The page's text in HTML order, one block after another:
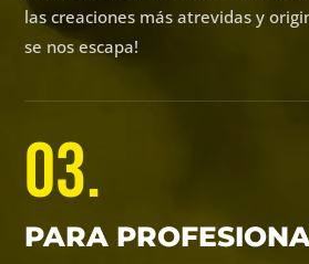
las creaciones más atrevidas y
se nos escapa!
03.
PARA